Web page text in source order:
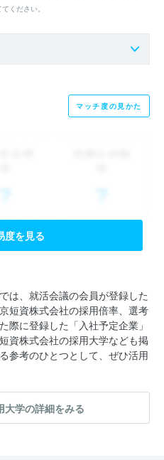
ください。
マッチ度の見かた
度を見る
は、就活会議の会員が登録した
短資株式会社の採用倍率、選考
際に登録した「入社予定企業」
資株式会社の採用大学なども掲
参考のひとつとして、ぜひ活用
大学の詳細をみる